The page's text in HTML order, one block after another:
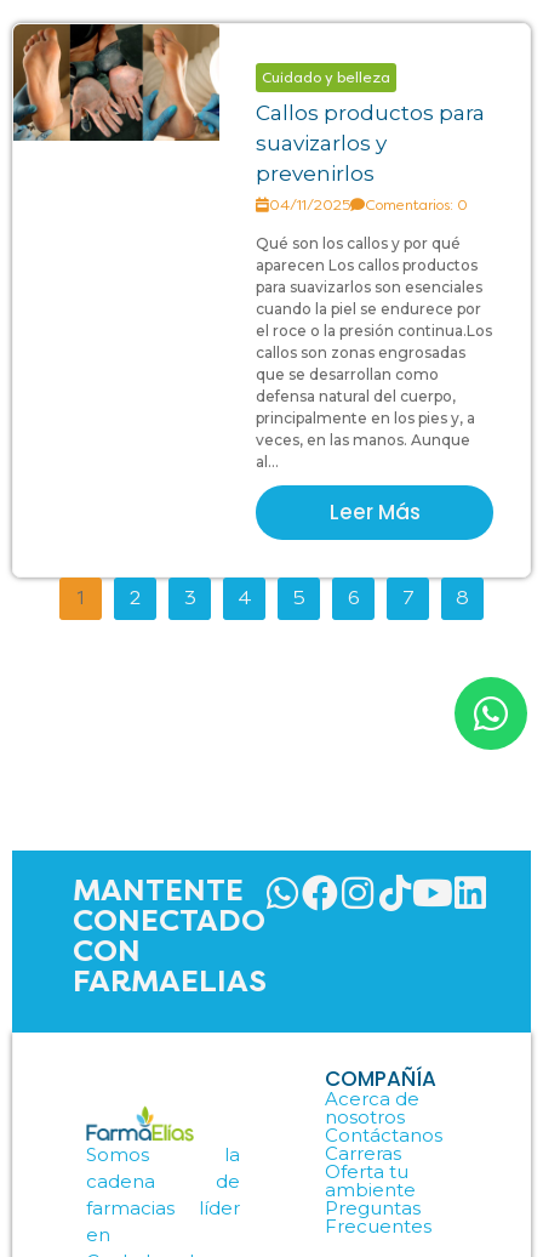
Cuidado y belleza
Callos productos para
suavizarlos y
prevenirlos
04/11/2025 Comentarios: 0
Qué son los callos y por qué
aparecen Los callos productos
para suavizarlos son esenciales
cuando la piel se endurece por
el roce o la presión continua.Los
callos son zonas engrosadas
que se desarrollan como
defensa natural del cuerpo,
principalmente en los pies y, a
veces, en las manos. Aunque
al...
Leer Más
1 2 3 4 5 6 7 8
MANTENTE
CONECTADO
CON
FARMAELIAS
Somos la
cadena de
farmacias líder
en
COMPAÑÍA
Acerca de
nosotros
Contáctanos
Carreras
Oferta tu
ambiente
Preguntas
Frecuentes